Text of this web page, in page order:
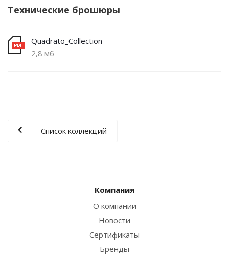
Технические брошюры
Quadrato_Collection
2,8 мб
Список коллекций
Компания
О компании
Новости
Сертификаты
Бренды